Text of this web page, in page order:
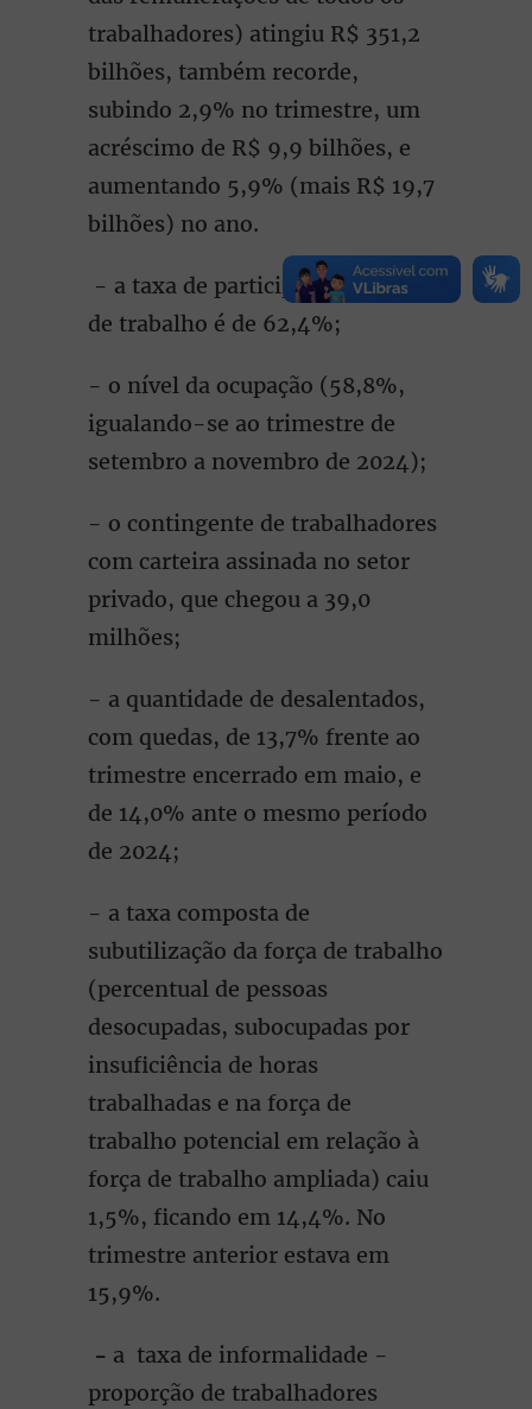
trabalhadores) atingiu R$ 351,2
bilhões, também recorde,
subindo 2,9% no trimestre, um
acréscimo de R$ 9,9 bilhões, e
aumentando 5,9% (mais R$ 19,7
bilhões) no ano.
- a taxa de participação na força
de trabalho é de 62,4%;
- o nível da ocupação (58,8%,
igualando-se ao trimestre de
setembro a novembro de 2024);
- o contingente de trabalhadores
com carteira assinada no setor
privado, que chegou a 39,0
milhões;
- a quantidade de desalentados,
com quedas, de 13,7% frente ao
trimestre encerrado em maio, e
de 14,0% ante o mesmo período
de 2024;
- a taxa composta de
subutilização da força de trabalho
(percentual de pessoas
desocupadas, subocupadas por
insuficiência de horas
trabalhadas e na força de
trabalho potencial em relação à
força de trabalho ampliada) caiu
1,5%, ficando em 14,4%. No
trimestre anterior estava em
15,9%.
- a taxa de informalidade -
proporção de trabalhadores